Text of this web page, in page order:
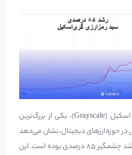
تحلیل سبد رمزارزی گری اسکیل (Grayscale)، یکی از بزرگ‌ترین
حوزه ارزهای دیجیتال، نشان می‌دهد
که در ماه نوامبر شاهد رشد چشمگیر 85 درصدی بوده است. این